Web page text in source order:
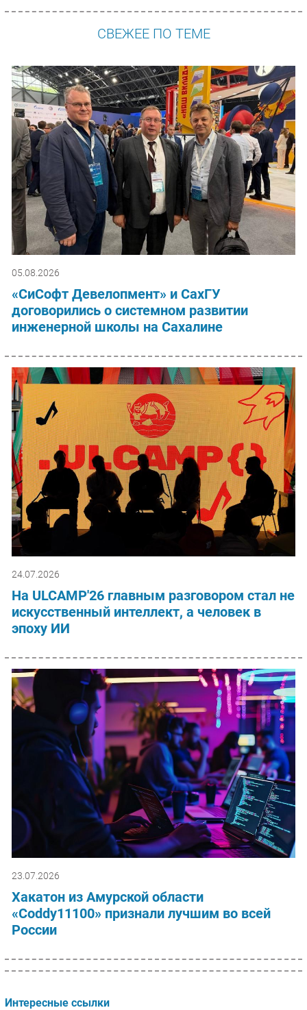
СВЕЖЕЕ ПО ТЕМЕ
05.08.2026
«СиСофт Девелопмент» и СахГУ
договорились о системном развитии
инженерной школы на Сахалине
24.07.2026
На ULCAMP'26 главным разговором стал не
искусственный интеллект, а человек в
эпоху ИИ
23.07.2026
Хакатон из Амурской области
«Coddy11100» признали лучшим во всей
России
Интересные ссылки